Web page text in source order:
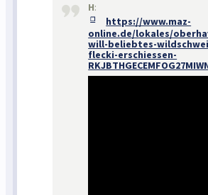
H:
https://www.maz-
online.de/lokales/
will-beliebtes-
flecki-erschiessen-